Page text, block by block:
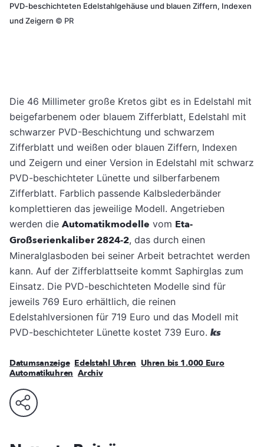
PVD-beschichteten Edelstahlgehäuse und blauen Ziffern, Indexen
und Zeigern © PR
Die 46 Millimeter große Kretos gibt es in Edelstahl mit
beigefarbenem oder blauem Zifferblatt, Edelstahl mit
schwarzer PVD-Beschichtung und schwarzem
Zifferblatt und weißen oder blauen Ziffern, Indexen
und Zeigern und einer Version in Edelstahl mit schwarz
PVD-beschichteter Lünette und silberfarbenem
Zifferblatt. Farblich passende Kalbslederbänder
komplettieren das jeweilige Modell. Angetrieben
werden die Automatikmodelle vom Eta-
Großserienkaliber 2824-2, das durch einen
Mineralglasboden bei seiner Arbeit betrachtet werden
kann. Auf der Zifferblattseite kommt Saphirglas zum
Einsatz. Die PVD-beschichteten Modelle sind für
jeweils 769 Euro erhältlich, die reinen
Edelstahlversionen für 719 Euro und das Modell mit
PVD-beschichteter Lünette kostet 739 Euro. ks
Datumsanzeige Edelstahl Uhren Uhren bis 1.000 Euro
Automatikuhren Archiv